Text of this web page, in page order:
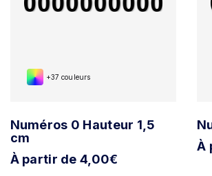
+37 couleurs
Numéros 0 Hauteur 1,5
cm
À partir de 4,00€
À